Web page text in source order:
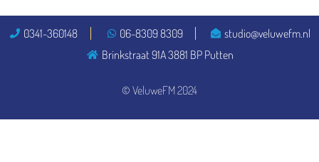
© VeluweFM 2024
0341-360148 06-8309 8309
studio@veluwefm.nl
Brinkstraat 91A 3881 BP Putten